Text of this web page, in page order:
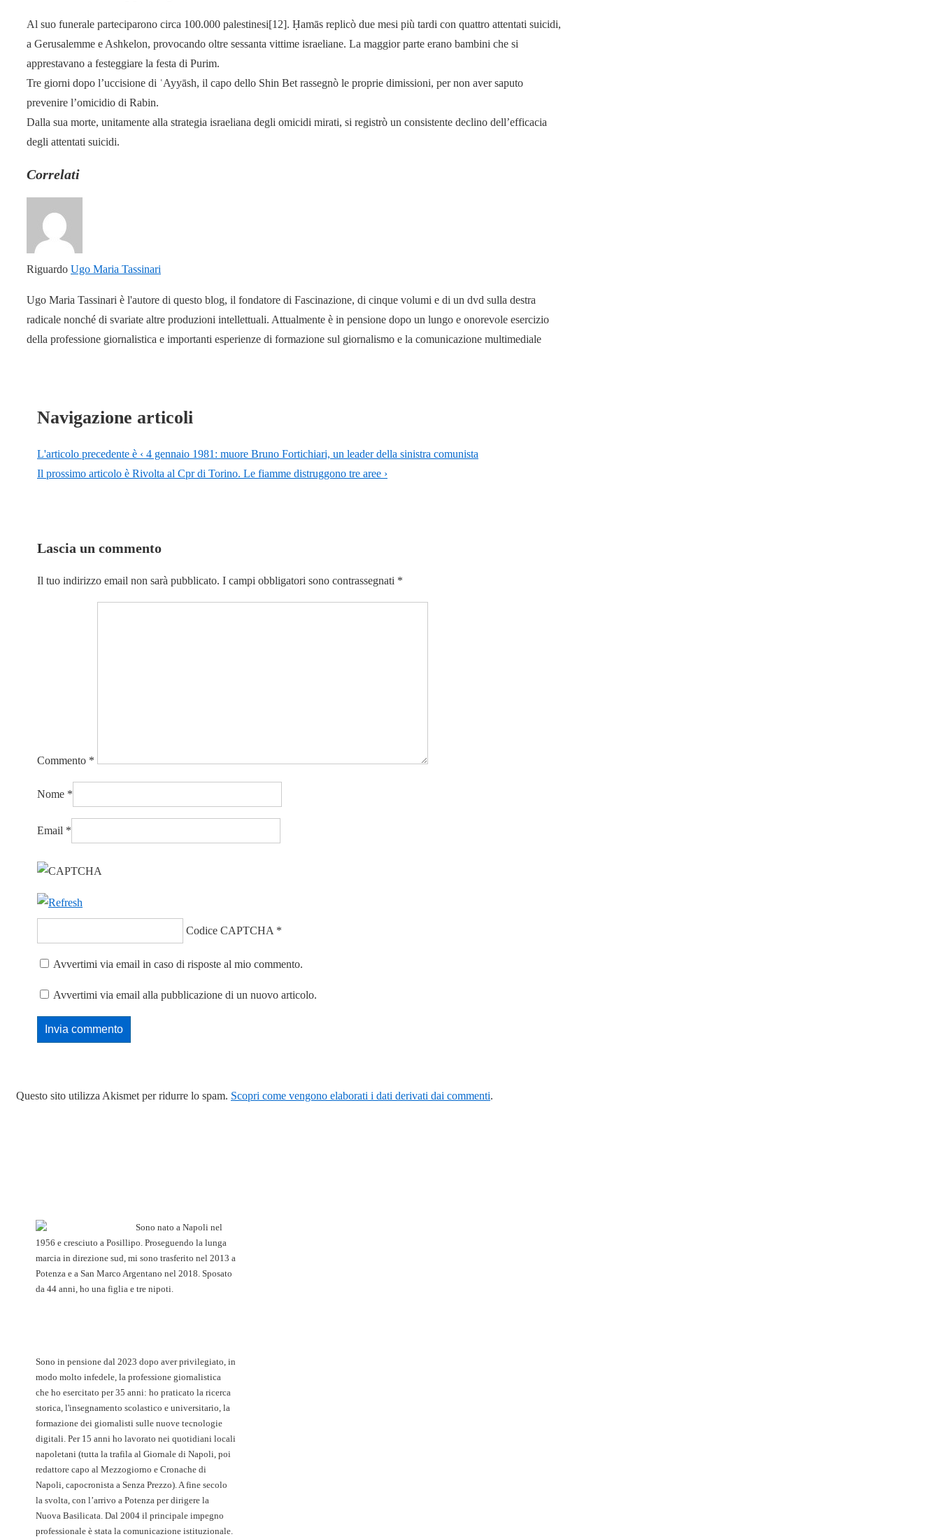
Al suo funerale parteciparono circa 100.000 palestinesi[12]. Ḥamās replicò due mesi più tardi con quattro attentati suicidi,
a Gerusalemme e Ashkelon, provocando oltre sessanta vittime israeliane. La maggior parte erano bambini che si
apprestavano a festeggiare la festa di Purim.
Tre giorni dopo l’uccisione di ʿAyyāsh, il capo dello Shin Bet rassegnò le proprie dimissioni, per non aver saputo
prevenire l’omicidio di Rabin.
Dalla sua morte, unitamente alla strategia israeliana degli omicidi mirati, si registrò un consistente declino dell’efficacia
degli attentati suicidi.
Correlati
Riguardo Ugo Maria Tassinari
Ugo Maria Tassinari è l'autore di questo blog, il fondatore di Fascinazione, di cinque volumi e di un dvd sulla destra
radicale nonché di svariate altre produzioni intellettuali. Attualmente è in pensione dopo un lungo e onorevole esercizio
della professione giornalistica e importanti esperienze di formazione sul giornalismo e la comunicazione multimediale
Navigazione articoli
L'articolo precedente è ‹ 4 gennaio 1981: muore Bruno Fortichiari, un leader della sinistra comunista
Il prossimo articolo è Rivolta al Cpr di Torino. Le fiamme distruggono tre aree ›
Lascia un commento
Il tuo indirizzo email non sarà pubblicato. I campi obbligatori sono contrassegnati *
Commento *
Nome *
Email *
Codice CAPTCHA *
Avvertimi via email in caso di risposte al mio commento.
Avvertimi via email alla pubblicazione di un nuovo articolo.
Questo sito utilizza Akismet per ridurre lo spam. Scopri come vengono elaborati i dati derivati dai commenti.
Sono nato a Napoli nel
1956 e cresciuto a Posillipo. Proseguendo la lunga
marcia in direzione sud, mi sono trasferito nel 2013 a
Potenza e a San Marco Argentano nel 2018. Sposato
da 44 anni, ho una figlia e tre nipoti.
Sono in pensione dal 2023 dopo aver privilegiato, in
modo molto infedele, la professione giornalistica
che ho esercitato per 35 anni: ho praticato la ricerca
storica, l'insegnamento scolastico e universitario, la
formazione dei giornalisti sulle nuove tecnologie
digitali. Per 15 anni ho lavorato nei quotidiani locali
napoletani (tutta la trafila al Giornale di Napoli, poi
redattore capo al Mezzogiorno e Cronache di
Napoli, capocronista a Senza Prezzo). A fine secolo
la svolta, con l’arrivo a Potenza per dirigere la
Nuova Basilicata. Dal 2004 il principale impegno
professionale è stata la comunicazione istituzionale.